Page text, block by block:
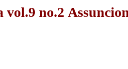
vol.9 no.2